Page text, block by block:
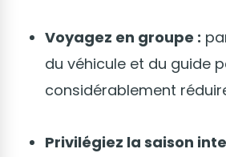
Voyagez en groupe :
du véhicule et du guide
considérablement
Privilégiez la saison